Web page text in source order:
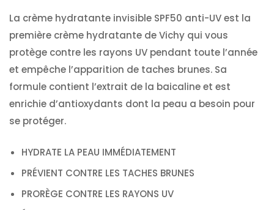
La crème hydratante invisible SPF50 anti-UV est la
première crème hydratante de Vichy qui vous
protège contre les rayons UV pendant toute l’année
et empêche l’apparition de taches brunes. Sa
formule contient l’extrait de la baicaline et est
enrichie d’antioxydants dont la peau a besoin pour
se protéger.
HYDRATE LA PEAU IMMÉDIATEMENT
PRÉVIENT CONTRE LES TACHES BRUNES
PRORÈGE CONTRE LES RAYONS UV